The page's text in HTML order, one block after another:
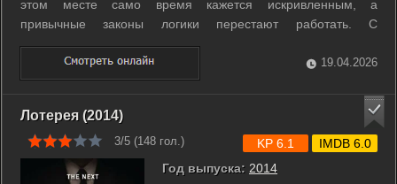
этом месте само время кажется искривленным, а
привычные законы логики перестают работать. С
наступлением темноты на улицы выходят существа,
принимающие облик людей, чтобы охотиться на жителей.
Шериф Бойд пытается сплотить пленников и ...
19.04.2026
Лотерея (2014)
3/5 (148 гол.)
Год выпуска: 2014
KP 6.1 IMDB 6.0